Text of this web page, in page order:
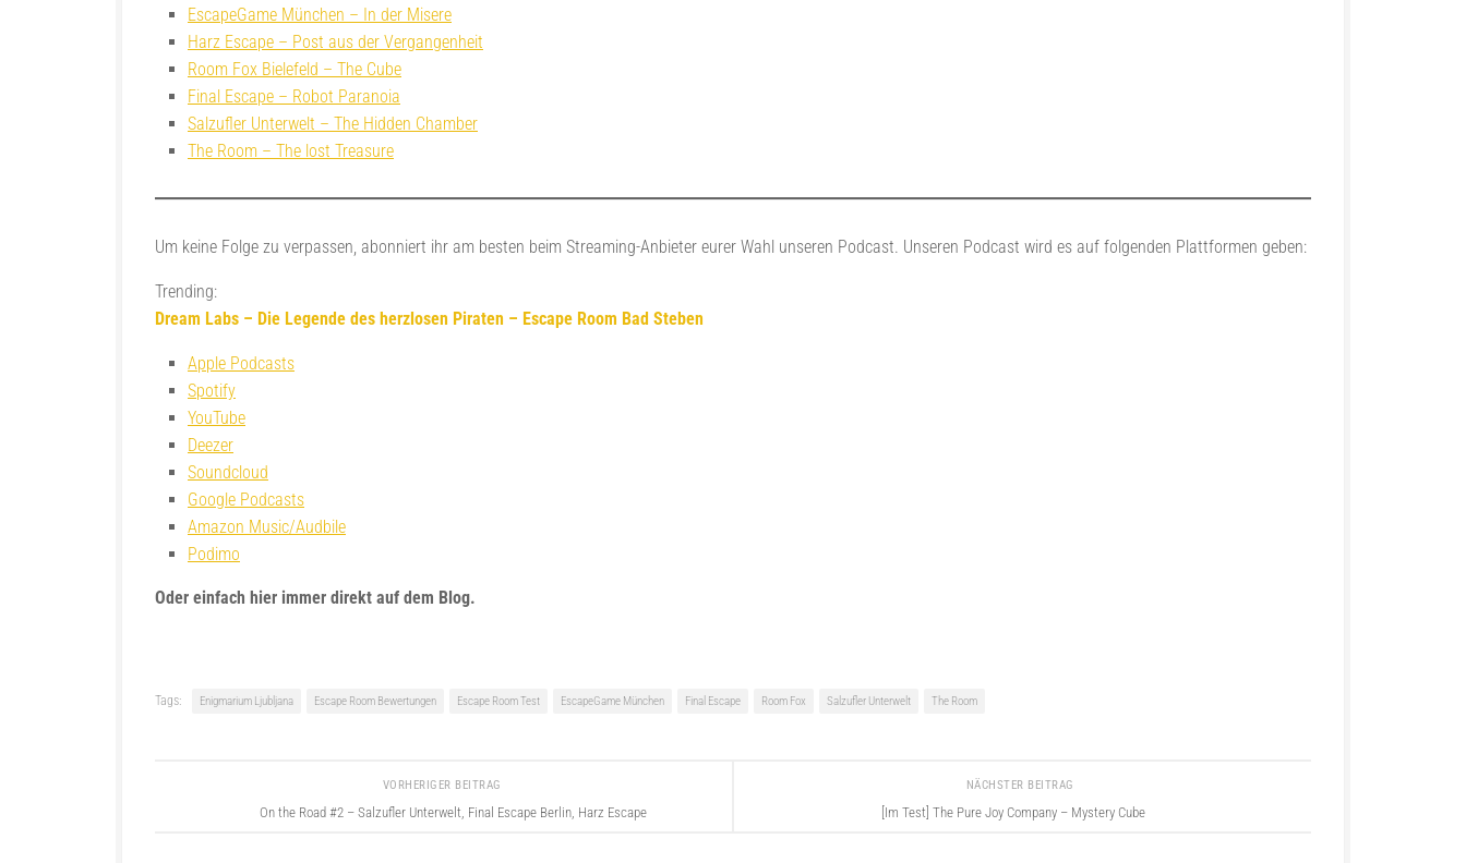
EscapeGame München – In der Misere
Harz Escape – Post aus der Vergangenheit
Room Fox Bielefeld – The Cube
Final Escape – Robot Paranoia
Salzufler Unterwelt – The Hidden Chamber
The Room – The lost Treasure
Um keine Folge zu verpassen, abonniert ihr am besten beim Streaming-Anbieter eurer Wahl unseren Podcast. Unseren Podcast wird es auf folgenden Plattformen geben:
Trending:
Dream Labs – Die Legende des herzlosen Piraten – Escape Room Bad Steben
Apple Podcasts
Spotify
YouTube
Deezer
Soundcloud
Google Podcasts
Amazon Music/Audbile
Podimo
Oder einfach hier immer direkt auf dem Blog.
Tags: Enigmarium Ljubljana Escape Room Bewertungen Escape Room Test EscapeGame München Final Escape Room Fox Salzufler Unterwelt The Room
NÄCHSTER BEITRAG
[Im Test] The Pure Joy Company – Mystery Cube
VORHERIGER BEITRAG
On the Road #2 – Salzufler Unterwelt, Final Escape Berlin, Harz Escape